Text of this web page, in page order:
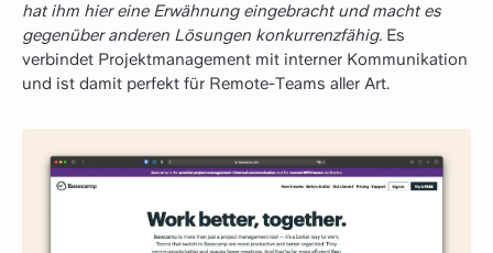
hat ihm hier eine Erwähnung eingebracht und macht es
gegenüber anderen Lösungen konkurrenzfähig. Es
verbindet Projektmanagement mit interner Kommunikation
und ist damit perfekt für Remote-Teams aller Art.